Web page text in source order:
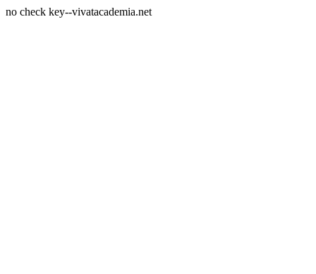
no check key--vivatacademia.net